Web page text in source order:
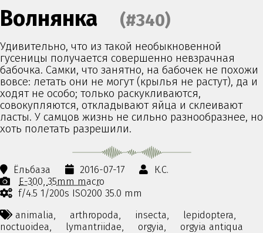
Волнянка (#340)
Удивительно, что из такой необыкновенной
гусеницы получается совершенно невзрачная
бабочка. Самки, что занятно, на бабочек не похожи
вовсе: летать они не могут (крылья не растут), да и
ходят не особо; только раскукливаются,
совокупляются, откладывают яйца и склеивают
ласты. У самцов жизнь не сильно разнообразнее, но
хоть полетать разрешили.
Ёльбаза 2016-07-17
К.С.
E-300 35mm macro
f/4.5 1/200s ISO200 35.0 mm
animalia,
arthropoda, insecta,
lepidoptera,
noctuoidea,
lymantriidae, orgyia,
orgyia antiqua